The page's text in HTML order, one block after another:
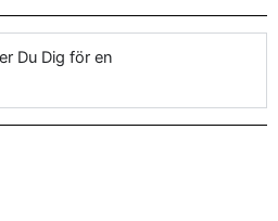
renovera badrummed ett
engagemang i detaljerna.
Du Dig för en